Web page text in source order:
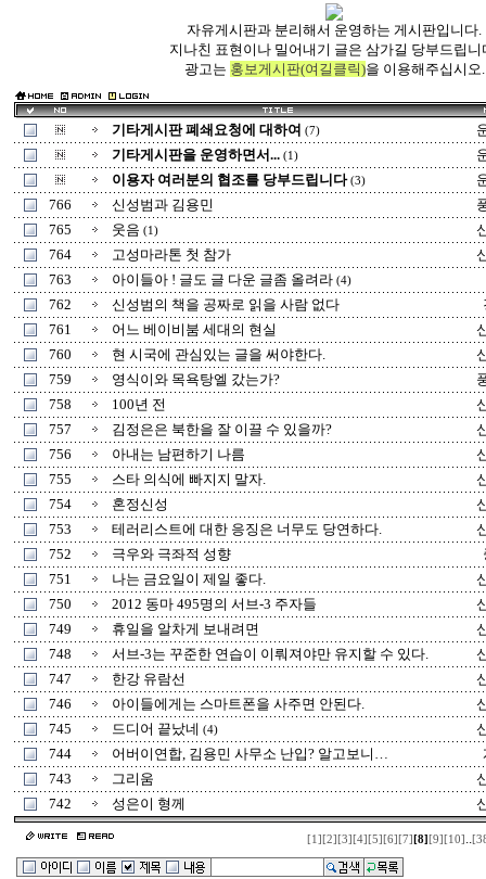
자유게시판과 분리해서 운영하는 게시판입니다.
지나친 표현이나 밀어내기 글은 삼가길 당부드립니
광고는 홍보게시판(여길클릭)을 이용해주십시오.
기타게시판 폐쇄요청에 대하여 (7)
기타게시판을 운영하면서... (1)
이용자 여러분의 협조를 당부드립니다 (3)
766
신성범과 김용민
765
웃음 (1)
764
고성마라톤 첫 참가
763
아이들아 ! 글도 글 다운 글좀 올려라 (4)
762 신성범의 책을 공짜로 읽을 사람 없다
761
어느 베이비붐 세대의 현실
760
현 시국에 관심있는 글을 써야한다.
759
영식이와 목욕탕엘 갔는가?
758
100년 전
757
김정은은 북한을 잘 이끌 수 있을까?
756
아내는 남편하기 나름
755
스타 의식에 빠지지 말자.
754
혼정신성
753
테러리스트에 대한 응징은 너무도 당연하다.
752
극우와 극좌적 성향
751
나는 금요일이 제일 좋다.
750
2012 동마 495명의 서브-3 주자들
749
휴일을 알차게 보내려면
748
서브-3는 꾸준한 연습이 이뤄져야만 유지할 수 있다.
747
한강 유람선
746
아이들에게는 스마트폰을 사주면 안된다.
745
드디어 끝났네 (4)
744
어버이연합, 김용민 사무소 난입? 알고보니…
743
그리움
742
성은이 형께
[1] [2] [3] [4] [5] [6] [7] [8] [9] [10] ..